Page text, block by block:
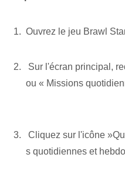
Ouvrez le jeu Brawl
Sur l'écran principal,
ou « Missions
⁢Cliquez‍ sur ⁢l'icône
s quotidiennes et